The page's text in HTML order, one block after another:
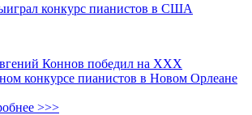
конкурс пианистов в США
Коннов победил на XXX
конкурсе пианистов в Новом Орлеане
>>>